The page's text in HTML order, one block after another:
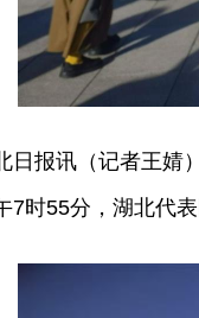
日报讯（记者王婧
7时55分，湖北代